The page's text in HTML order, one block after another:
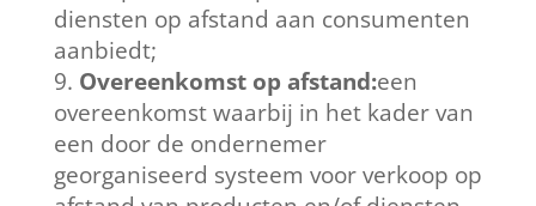
diensten op afstand aan consumenten
aanbiedt;
Overeenkomst op afstand:een
overeenkomst waarbij in het kader van
een door de ondernemer
georganiseerd systeem voor verkoop op